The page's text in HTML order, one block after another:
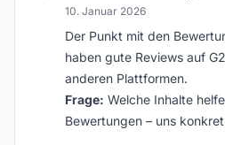
10. Januar 2026
Der Punkt mit den
haben gute Reviews auf
anderen Plattformen.
Frage: Welche Inhalte
Bewertungen – uns